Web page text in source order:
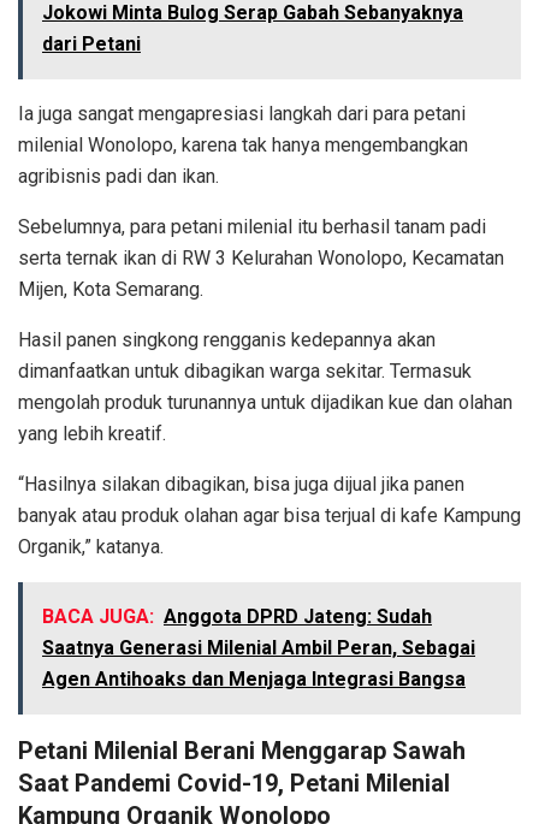
Jokowi Minta Bulog Serap Gabah Sebanyaknya
dari Petani
Ia juga sangat mengapresiasi langkah dari para petani
milenial Wonolopo, karena tak hanya mengembangkan
agribisnis padi dan ikan.
Sebelumnya, para petani milenial itu berhasil tanam padi
serta ternak ikan di RW 3 Kelurahan Wonolopo, Kecamatan
Mijen, Kota Semarang.
Hasil panen singkong rengganis kedepannya akan
dimanfaatkan untuk dibagikan warga sekitar. Termasuk
mengolah produk turunannya untuk dijadikan kue dan olahan
yang lebih kreatif.
“Hasilnya silakan dibagikan, bisa juga dijual jika panen
banyak atau produk olahan agar bisa terjual di kafe Kampung
Organik,” katanya.
BACA JUGA: Anggota DPRD Jateng: Sudah
Saatnya Generasi Milenial Ambil Peran, Sebagai
Agen Antihoaks dan Menjaga Integrasi Bangsa
Petani Milenial Berani Menggarap Sawah
Saat Pandemi Covid-19, Petani Milenial
Kampung Organik Wonolopo